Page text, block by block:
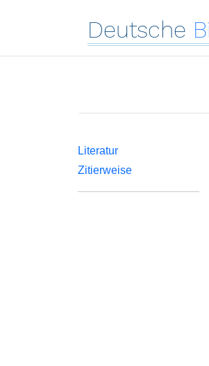
Deutsche
Literatur
Zitierweise